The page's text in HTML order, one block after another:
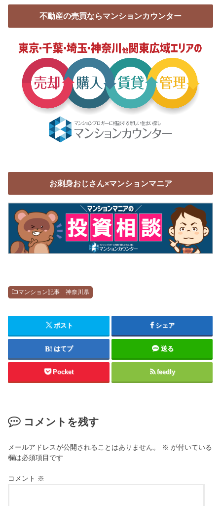
不動産の売買ならマンションカウンター
お刺身おじさん×マンションマニア
マンション記事 神奈川県
ポスト シェア
はてブ 送る
Pocket feedly
コメントを残す
メールアドレスが公開されることはありません。 ※ が付いている
欄は必須項目です
コメント ※